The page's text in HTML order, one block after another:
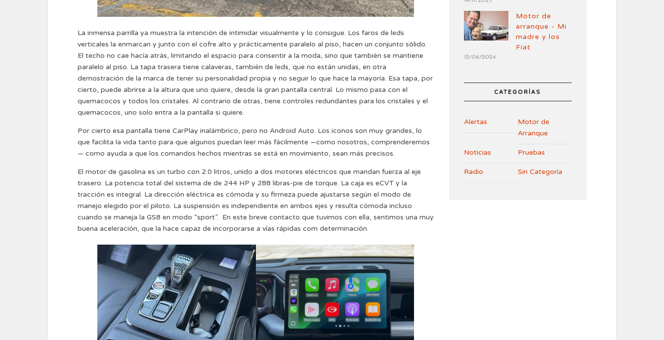
La inmensa parrilla ya muestra la intención de intimidar visualmente y lo consigue. Los faros de leds
verticales la enmarcan y junto con el cofre alto y prácticamente paralelo al piso, hacen un conjunto sólido.
El techo no cae hacía atrás, limitando el espacio para consentir a la moda, sino que también se mantiene
paralelo al piso. La tapa trasera tiene calaveras, también de leds, que no están unidas, en otra
demostración de la marca de tener su personalidad propia y no seguir lo que hace la mayoría. Esa tapa, por
cierto, puede abrirse a la altura que uno quiere, desde la gran pantalla central. Lo mismo pasa con el
quemacocos y todos los cristales. Al contrario de otras, tiene controles redundantes para los cristales y el
quemacocos, uno solo entra a la pantalla si quiere.
Por cierto esa pantalla tiene CarPlay inalámbrico, pero no Android Auto. Los iconos son muy grandes, lo
que facilita la vida tanto para que algunos puedan leer más fácilmente —como nosotros, comprenderemos
— como ayuda a que los comandos hechos mientras se está en movimiento, sean más precisos.
El motor de gasolina es un turbo con 2.0 litros, unido a dos motores eléctricos que mandan fuerza al eje
trasero. La potencia total del sistema de de 244 HP y 288 libras-pie de torque. La caja es eCVT y la
tracción es integral. La dirección eléctrica es cómoda y su firmeza puede ajustarse según el modo de
manejo elegido por el piloto. La suspensión es independiente en ambos ejes y resulta cómoda incluso
cuando se maneja la GS8 en modo “sport”. En este breve contacto que tuvimos con ella, sentimos una muy
buena aceleración, que la hace capaz de incorporarse a vías rápidas com determinación.
Motor de
arranque - Mi
madre y los
Fiat
12/06/2024
CATEGORÍAS
Alertas
Motor de
Arranque
Noticias Pruebas
Radio Sin Categoría